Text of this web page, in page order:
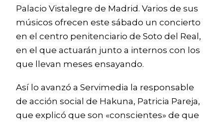
Palacio Vistalegre de Madrid. Varios de sus
músicos ofrecen este sábado un concierto
en el centro penitenciario de Soto del Real,
en el que actuarán junto a internos con los
que llevan meses ensayando.
Así lo avanzó a Servimedia la responsable
de acción social de Hakuna, Patricia Pareja,
que explicó que son «conscientes» de que